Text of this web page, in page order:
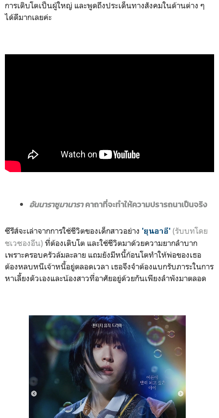
การเติบโตเป็นผู้ใหญ่ และพูดถึงประเด็นทางสังคมในด้านต่าง ๆ
ได้ดีมากเลยค่ะ
อันนาราซูมานาราคาถาที่จะทำให้ความปรารถนาเป็นจริง
ซีรีส์จะเล่าจากการใช้ชีวิตของเด็กสาวอย่าง 'ยุนอาอี' (รับบทโดย
ชเวซองอึน) ที่ต้องเติบโต และใช้ชีวิตมาด้วยความยากลำบาก
เพราะครอบครัวล้มละลาย แถมยังมีหนี้ก้อนโตทำให้พ่อของเธอ
ต้องหลบหนีเจ้าหนี้อยู่ตลอดเวลา เธอจึงจำต้องแบกรับภาระในการ
หาเลี้ยงตัวเองและน้องสาวที่อาศัยอยู่ด้วยกันเพียงลำพังมาตลอด